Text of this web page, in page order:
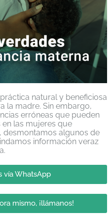
natural y beneficiosa
la madre. Sin embargo,
erróneas que pueden
las mujeres que
desmontamos algunos de
información veraz
vía WhatsApp
mismo, ¡llámanos!